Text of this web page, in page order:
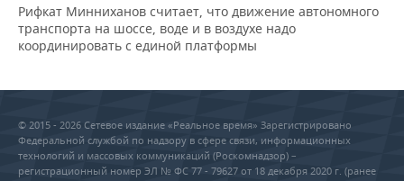
Рифкат Минниханов считает, что движение автономного
транспорта на шоссе, воде и в воздухе надо
координировать с единой платформы
© 2015 - 2026 Сетевое издание «Реальное время» Зарегистрировано
Федеральной службой по надзору в сфере связи, информационных
технологий и массовых коммуникаций (Роскомнадзор) –
регистрационный номер ЭЛ № ФС 77 - 79627 от 18 декабря 2020 г. (ранее